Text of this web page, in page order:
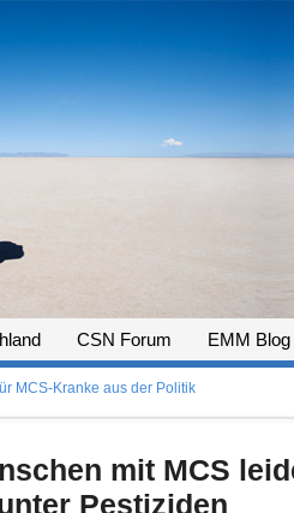
CSN Forum EMM Blog
MCS-Kranke aus der Politik
mit MCS
Pestiziden